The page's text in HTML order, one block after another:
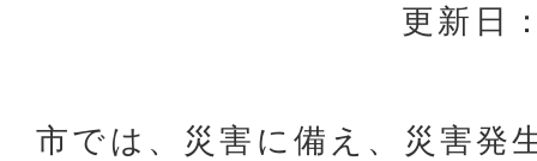
更新日
市では、災害に備え、災害発